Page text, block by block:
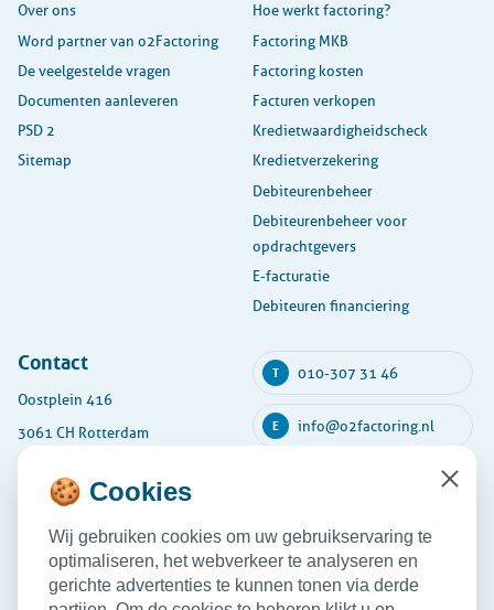
Over ons
Word partner van o2Factoring
De veelgestelde vragen
Documenten aanleveren
PSD 2
Sitemap
Hoe werkt factoring?
Factoring MKB
Factoring kosten
Facturen verkopen
Kredietwaardigheidscheck
Kredietverzekering
Debiteurenbeheer
Debiteurenbeheer voor
opdrachtgevers
E-facturatie
Debiteuren financiering
Contact
Oostplein 416
3061 CH Rotterdam
Maandag
08:30 - 17:30
Dinsdag
08:30 - 17:30
Woensdag 08:30 - 17:30
T 010-307 31 46
E info@o2factoring.nl
🍪 Cookies
Wij gebruiken cookies om uw gebruikservaring te
optimaliseren, het webverkeer te analyseren en
gerichte advertenties te kunnen tonen via derde
Close